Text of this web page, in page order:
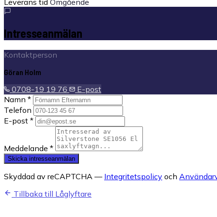
Intresseanmälan
Kontaktperson
Göran Holm
0708-19 19 76
E-post
Namn *
Telefon
E-post *
Meddelande *
Skicka intresseanmälan
Skyddad av reCAPTCHA — Integritetspolicy och
Tillbaka till Låglyftare